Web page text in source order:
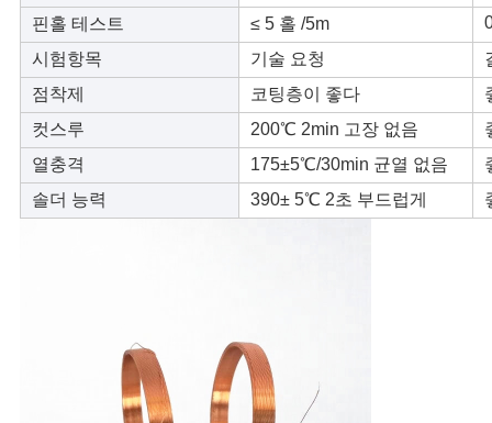
세
요
사
이
트
PRIVACY
핀홀 테스트
≤ 5 홀 /5m
시험항목
기술 요청
점착제
코팅층이 좋다
컷스루
200℃ 2min 고장 없음
열충격
175±5℃/30min 균열 없음
솔더 능력
390± 5℃ 2초 부드럽게